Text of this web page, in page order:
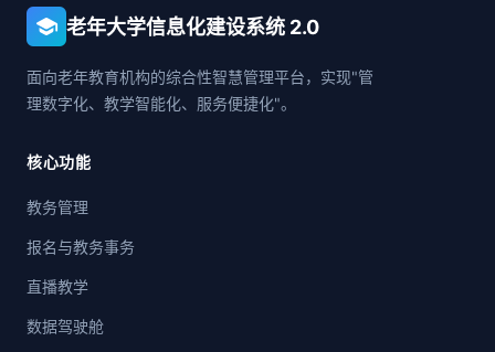
school 老年大学信息化建设系统 2.0
面向老年教育机构的综合性智慧管理平台，实现"管
理数字化、教学智能化、服务便捷化"。
核心功能
教务管理
报名与教务事务
直播教学
数据驾驶舱